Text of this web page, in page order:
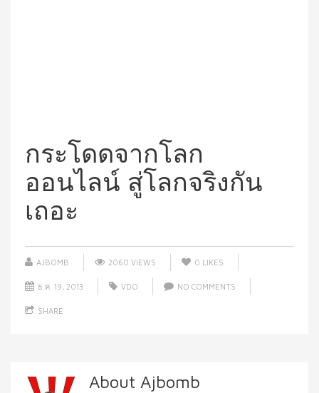
กระโดดจากโลก
ออนไลน์ สู่โลกจริงกัน
เถอะ
AJBOMB 2060 VIEWS 0 LIKES
ธ.ค. 19, 2013 VDO NO COMMENTS
SHARE
About Ajbomb